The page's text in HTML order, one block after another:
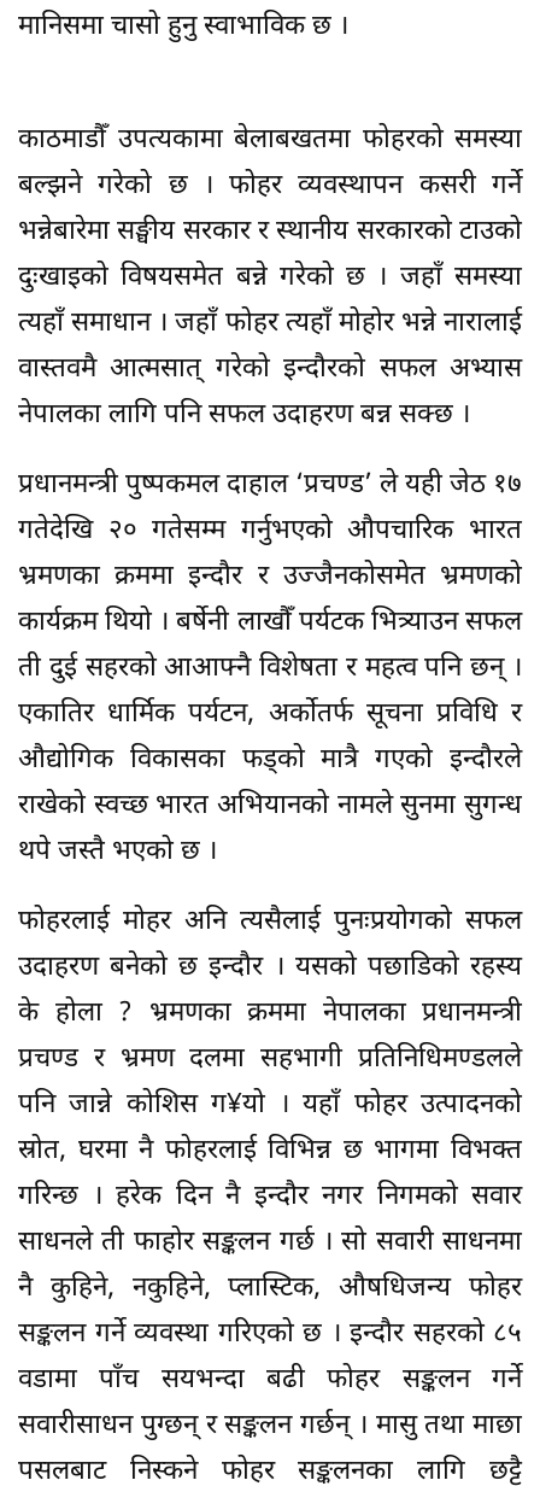
मानिसमा चासो हुनु स्वाभाविक छ ।
काठमाडौँ उपत्यकामा बेलाबखतमा फोहरको समस्या
बल्झने गरेको छ । फोहर व्यवस्थापन कसरी गर्ने
भन्नेबारेमा सङ्घीय सरकार र स्थानीय सरकारको टाउको
दुःखाइको विषयसमेत बन्ने गरेको छ । जहाँ समस्या
त्यहाँ समाधान । जहाँ फोहर त्यहाँ मोहोर भन्ने नारालाई
वास्तवमै आत्मसात् गरेको इन्दौरको सफल अभ्यास
नेपालका लागि पनि सफल उदाहरण बन्न सक्छ ।
प्रधानमन्त्री पुष्पकमल दाहाल ‘प्रचण्ड’ ले यही जेठ १७
गतेदेखि २० गतेसम्म गर्नुभएको औपचारिक भारत
भ्रमणका क्रममा इन्दौर र उज्जैनकोसमेत भ्रमणको
कार्यक्रम थियो । बर्षेनी लाखौँ पर्यटक भित्र्याउन सफल
ती दुई सहरको आआफ्नै विशेषता र महत्व पनि छन् ।
एकातिर धार्मिक पर्यटन, अर्कोतर्फ सूचना प्रविधि र
औद्योगिक विकासका फड्को मात्रै गएको इन्दौरले
राखेको स्वच्छ भारत अभियानको नामले सुनमा सुगन्ध
थपे जस्तै भएको छ ।
फोहरलाई मोहर अनि त्यसैलाई पुनःप्रयोगको सफल
उदाहरण बनेको छ इन्दौर । यसको पछाडिको रहस्य
के होला ? भ्रमणका क्रममा नेपालका प्रधानमन्त्री
प्रचण्ड र भ्रमण दलमा सहभागी प्रतिनिधिमण्डलले
पनि जान्ने कोशिस ग¥यो । यहाँ फोहर उत्पादनको
स्रोत, घरमा नै फोहरलाई विभिन्न छ भागमा विभक्त
गरिन्छ । हरेक दिन नै इन्दौर नगर निगमको सवार
साधनले ती फाहोर सङ्कलन गर्छ । सो सवारी साधनमा
नै कुहिने, नकुहिने, प्लास्टिक, औषधिजन्य फोहर
सङ्कलन गर्ने व्यवस्था गरिएको छ । इन्दौर सहरको ८५
वडामा पाँच सयभन्दा बढी फोहर सङ्कलन गर्ने
सवारीसाधन पुग्छन् र सङ्कलन गर्छन् । मासु तथा माछा
पसलबाट निस्कने फोहर सङ्कलनका लागि छट्टै